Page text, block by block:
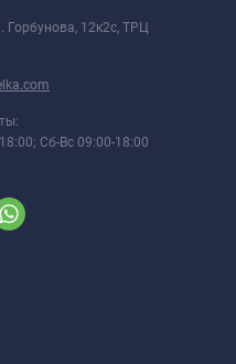
Горбунова, 12к2с, ТРЦ
Сб-Вс 09:00-18:00